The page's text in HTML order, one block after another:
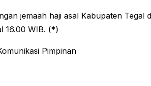
jemaah haji asal Kabupaten
16.00 WIB. (*)
Pimpinan